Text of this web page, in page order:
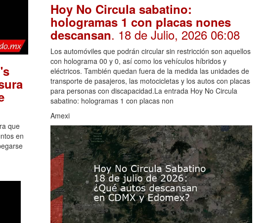
que
en
Hoy No Circula sabatino:
hologramas 1 con placas nones
descansan. 18 de Julio, 2026 06:08
Los automóviles que podrán circular sin restricción son aquellos
con holograma 00 y 0, así como los vehículos híbridos y
eléctricos. También quedan fuera de la medida las unidades de
transporte de pasajeros, las motocicletas y los autos con placas
para personas con discapacidad.La entrada Hoy No Circula
sabatino: hologramas 1 con placas non
Amexi